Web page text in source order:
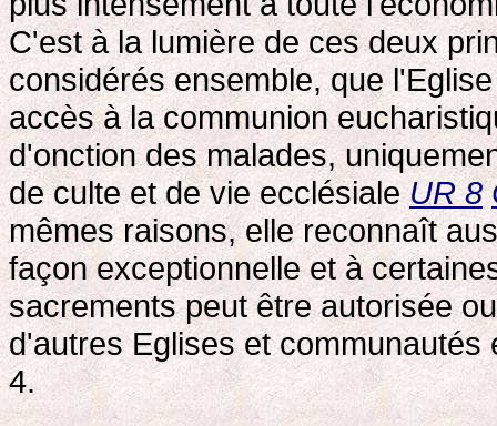
C'est à la lumière de ces deux
considérés ensemble, que
accès à la communion
d'onction des malades,
de culte et de vie ecclésialeUR 8
mêmes raisons, elle reconnaît
façon exceptionnelle et à
sacrements peut être autorisée
d'autres Eglises et
4.